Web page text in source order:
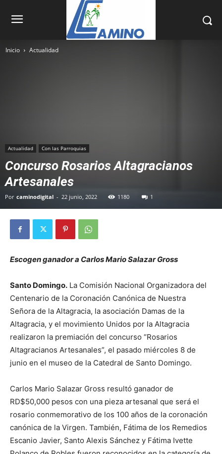
Inicio Actualidad
Actualidad Con las Parroquias
Concurso Rosarios Altagracianos
Artesanales
Por caminodigital - 22 junio, 2022 1180 1
Escogen ganador a Carlos Mario Salazar Gross
Santo Domingo. La Comisión Nacional Organizadora del
Centenario de la Coronación Canónica de Nuestra
Señora de la Altagracia, la asociación Damas de la
Altagracia, y el movimiento Unidos por la Altagracia
realizaron la premiación del concurso “Rosarios
Altagracianos Artesanales”, el pasado miércoles 8 de
junio en el museo de la Catedral de Santo Domingo.
Carlos Mario Salazar Gross resultó ganador de
RD$50,000 pesos con una pieza artesanal que será el
rosario conmemorativo de los 100 años de la coronación
canónica de la Virgen. También, Fátima de los Remedios
Escanio Javier, Santo Alexis Sánchez y Fátima Ivette